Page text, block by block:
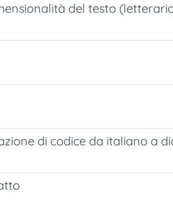
del testo
di codice da italiano a